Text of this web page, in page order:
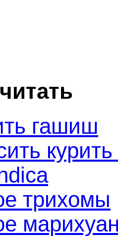
гашиш
трихомы